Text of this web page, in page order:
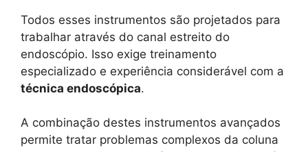
Todos esses instrumentos são projetados para
trabalhar através do canal estreito do
endoscópio. Isso exige treinamento
especializado e experiência considerável com a
técnica endoscópica.
A combinação destes instrumentos avançados
permite tratar problemas complexos da coluna